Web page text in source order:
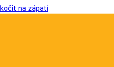
na zápatí